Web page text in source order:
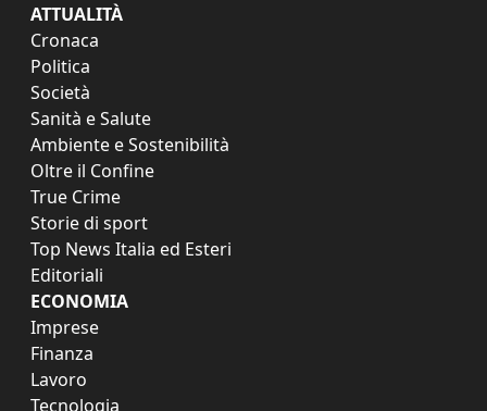
ATTUALITÀ
Cronaca
Politica
Società
Sanità e Salute
Ambiente e Sostenibilità
Oltre il Confine
True Crime
Storie di sport
Top News Italia ed Esteri
Editoriali
ECONOMIA
Imprese
Finanza
Lavoro
Tecnologia